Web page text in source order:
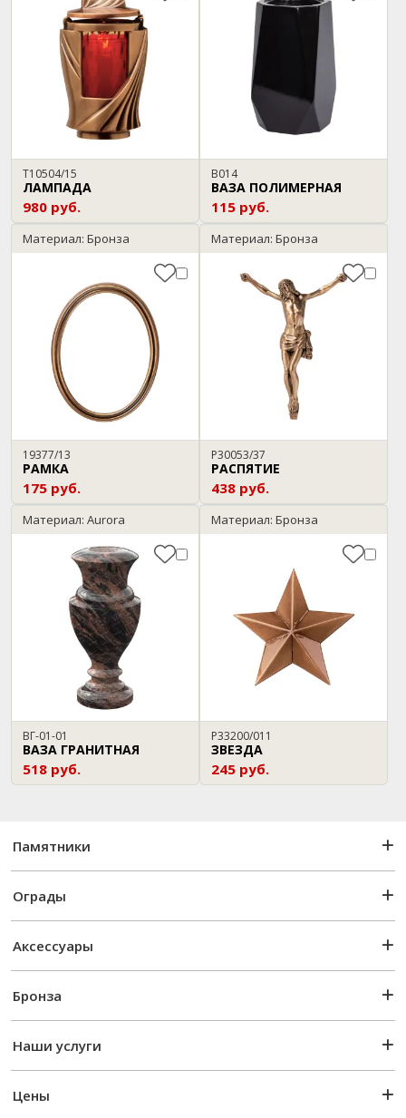
T10504/15
ЛАМПАДА
980 руб.
В014
ВАЗА ПОЛИМЕРНАЯ
115 руб.
Материал: Бронза
19377/13
РАМКА
175 руб.
Материал: Бронза
P30053/37
РАСПЯТИЕ
438 руб.
Материал: Aurora
ВГ-01-01
ВАЗА ГРАНИТНАЯ
518 руб.
Материал: Бронза
P33200/011
ЗВЕЗДА
245 руб.
Памятники
Ограды
Аксессуары
Бронза
Наши услуги
Цены